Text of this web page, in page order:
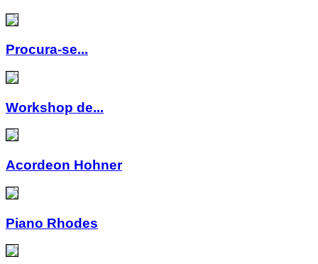
Procura-se...
Workshop de...
Acordeon Hohner
Piano Rhodes